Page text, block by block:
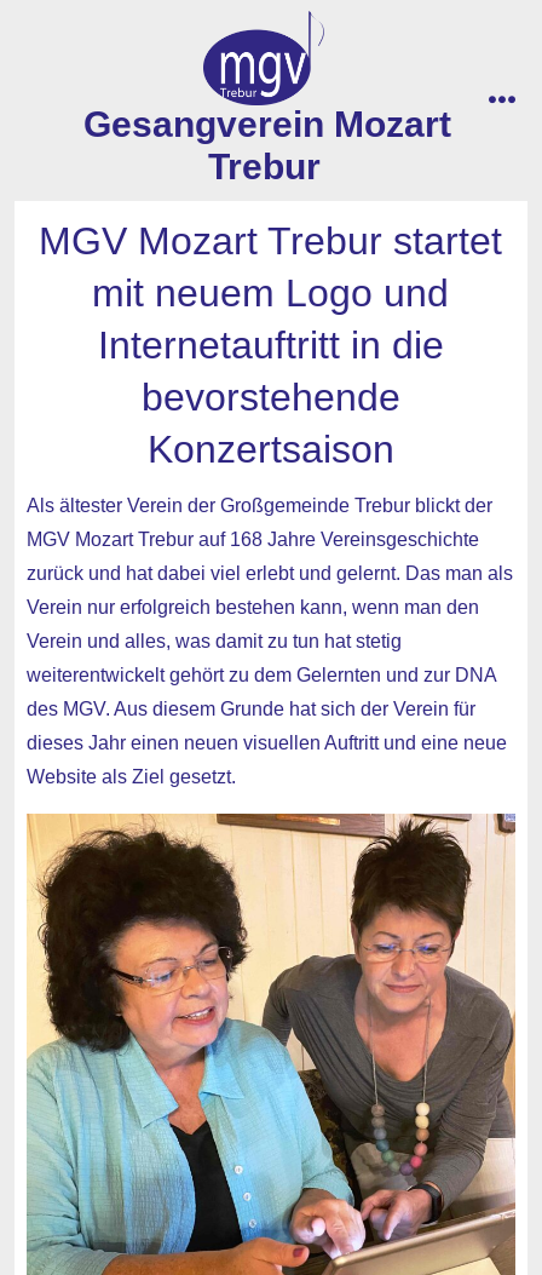
Gesangverein Mozart
Trebur
MGV Mozart Trebur startet
mit neuem Logo und
Internetauftritt in die
bevorstehende
Konzertsaison
Als ältester Verein der Großgemeinde Trebur blickt der
MGV Mozart Trebur auf 168 Jahre Vereinsgeschichte
zurück und hat dabei viel erlebt und gelernt. Das man als
Verein nur erfolgreich bestehen kann, wenn man den
Verein und alles, was damit zu tun hat stetig
weiterentwickelt gehört zu dem Gelernten und zur DNA
des MGV. Aus diesem Grunde hat sich der Verein für
dieses Jahr einen neuen visuellen Auftritt und eine neue
Website als Ziel gesetzt.